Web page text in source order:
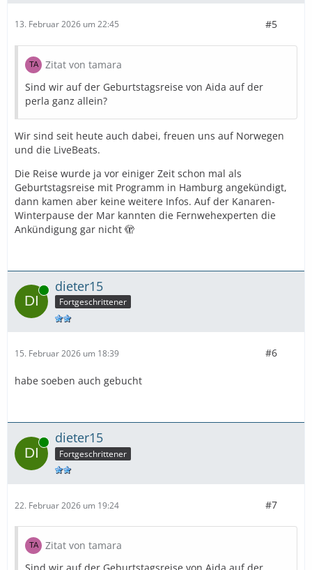
13. Februar 2026 um 22:45 #5
Zitat von tamara
Sind wir auf der Geburtstagsreise von Aida auf der
perla ganz allein?
Wir sind seit heute auch dabei, freuen uns auf Norwegen
und die LiveBeats.
Die Reise wurde ja vor einiger Zeit schon mal als
Geburtstagsreise mit Programm in Hamburg angekündigt,
dann kamen aber keine weitere Infos. Auf der Kanaren-
Winterpause der Mar kannten die Fernwehexperten die
Ankündigung gar nicht 🫣
Online dieter15
Fortgeschrittener
15. Februar 2026 um 18:39 #6
habe soeben auch gebucht
Online dieter15
Fortgeschrittener
22. Februar 2026 um 19:24 #7
Zitat von tamara